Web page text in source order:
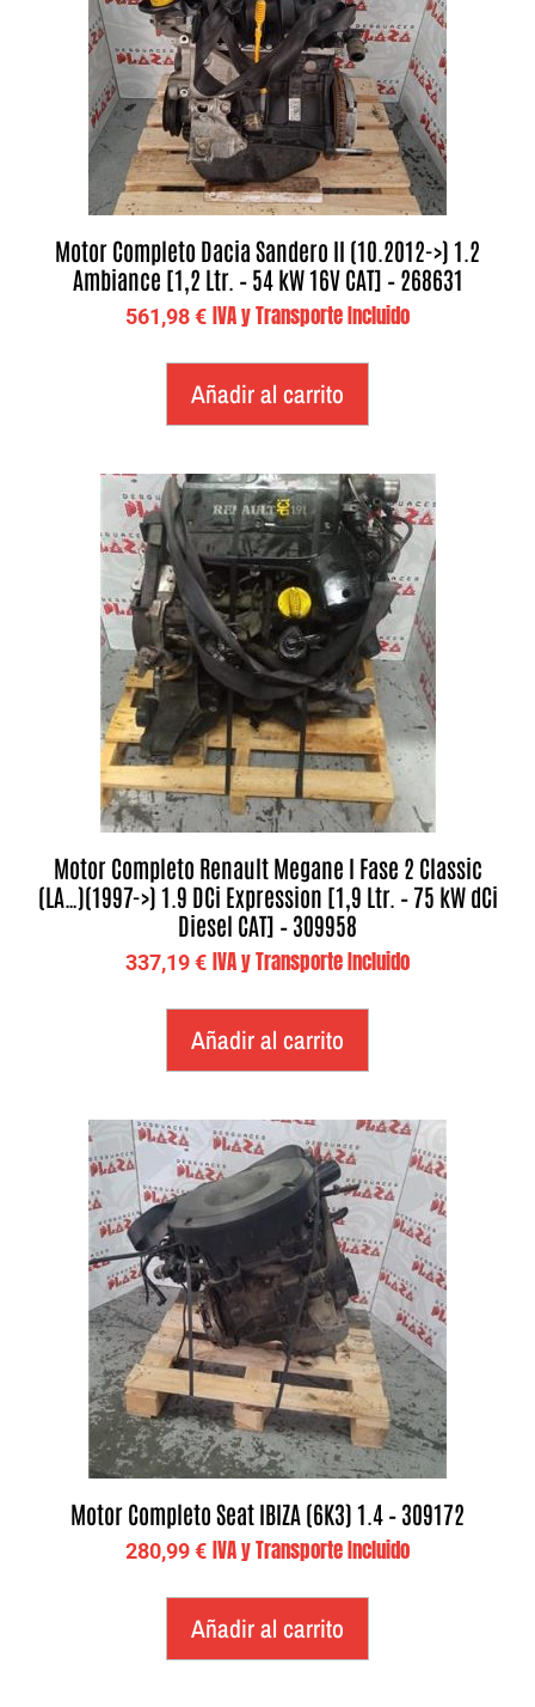
Motor Completo Dacia Sandero II (10.2012->) 1.2
Ambiance [1,2 Ltr. – 54 kW 16V CAT] – 268631
561,98€ IVA y Transporte Incluido
Añadir al carrito
Motor Completo Renault Megane I Fase 2 Classic
(LA…)(1997->) 1.9 DCi Expression [1,9 Ltr. – 75 kW dCi
Diesel CAT] – 309958
337,19€ IVA y Transporte Incluido
Añadir al carrito
Motor Completo Seat IBIZA (6K3) 1.4 – 309172
280,99€ IVA y Transporte Incluido
Añadir al carrito